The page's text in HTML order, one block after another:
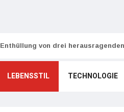
Enthüllung von drei
LEBENSSTIL TECHNOLOGIE